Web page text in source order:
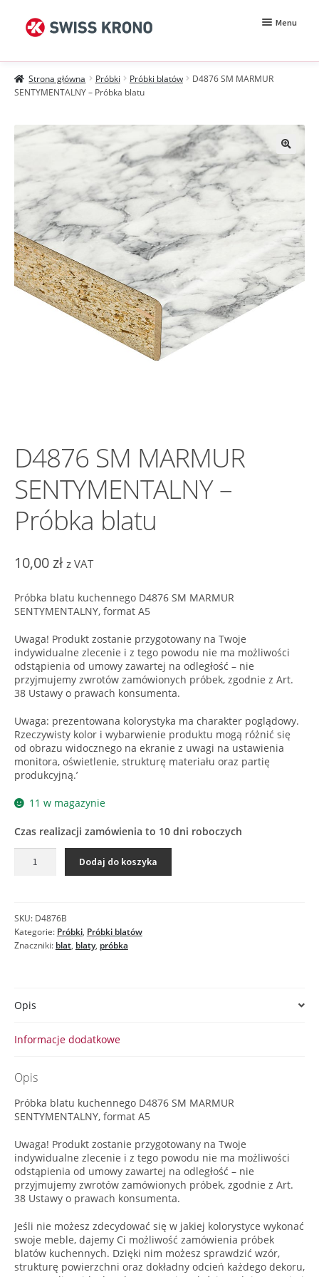
Przejdź
Przejdź
Menu
Próbki
Rozwiń
Wzorniki
Moje konto
Jak kupować?
Próbki MDF BE.Velvet
Strona główna Próbki Próbki blatów
D4876 SM MARMUR
SENTYMENTALNY – Próbka blatu
D4876 SM MARMUR
SENTYMENTALNY –
Próbka blatu
10,00zł z VAT
Próbka blatu kuchennego D4876 SM MARMUR
SENTYMENTALNY, format A5
Uwaga! Produkt zostanie przygotowany na Twoje
indywidualne zlecenie i z tego powodu nie ma możliwości
odstąpienia od umowy zawartej na odległość – nie
przyjmujemy zwrotów zamówionych próbek, zgodnie z Art.
38 Ustawy o prawach konsumenta.
Uwaga: prezentowana kolorystyka ma charakter poglądowy.
Rzeczywisty kolor i wybarwienie produktu mogą różnić się
od obrazu widocznego na ekranie z uwagi na ustawienia
monitora, oświetlenie, strukturę materiału oraz partię
produkcyjną.’
11 w magazynie
Czas realizacji zamówienia to 10 dni roboczych
D4876
-
Próbka
blatu
Dodaj do koszyka
SKU: D4876B
Kategorie: Próbki, Próbki blatów
Znaczniki: blat, blaty, próbka
Opis
Informacje dodatkowe
Opis
Próbka blatu kuchennego D4876 SM MARMUR
SENTYMENTALNY, format A5
Uwaga! Produkt zostanie przygotowany na Twoje
indywidualne zlecenie i z tego powodu nie ma możliwości
odstąpienia od umowy zawartej na odległość – nie
przyjmujemy zwrotów zamówionych próbek, zgodnie z Art.
38 Ustawy o prawach konsumenta.
Jeśli nie możesz zdecydować się w jakiej kolorystyce wykonać
swoje meble, dajemy Ci możliwość zamówienia próbek
blatów kuchennych. Dzięki nim możesz sprawdzić wzór,
strukturę powierzchni oraz dokładny odcień każdego dekoru,